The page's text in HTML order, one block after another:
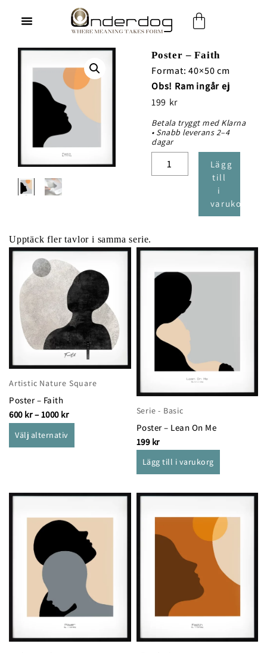
Varukorg
Poster – Faith
Format: 40×50 cm
Obs! Ram ingår ej
199 kr
Betala tryggt med Klarna
• Snabb leverans 2–4
dagar
Poster
-
Lägg
till
i
varukorg
Upptäck fler tavlor i samma serie.
Artistic Nature Square
Poster – Faith
600 kr – 1000 kr
Prisintervall:
till
1000 kr
Välj alternativ
Den
här
produkten
har
flera
varianter.
De
olika
alternativen
kan
Serie - Basic
Poster – Lean On Me
199 kr
Lägg till i varukorg